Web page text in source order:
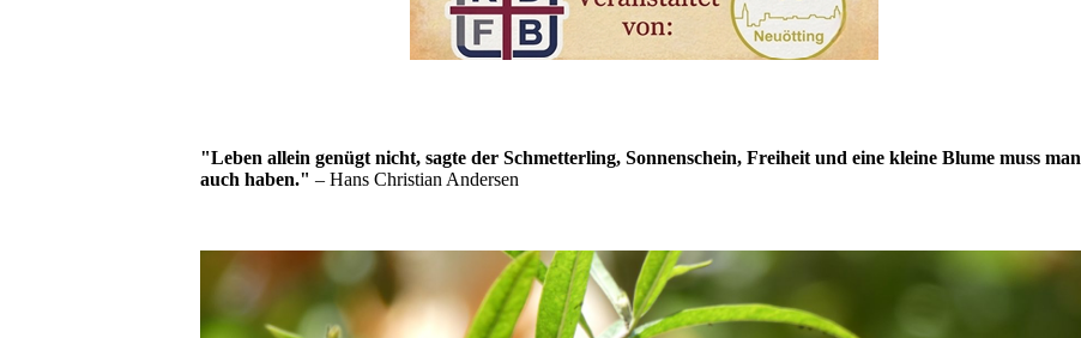
"Leben allein genügt nicht, sagte der Schmetterling, Sonnenschein, Freiheit und eine kleine Blume muss man
auch haben." – Hans Christian Andersen